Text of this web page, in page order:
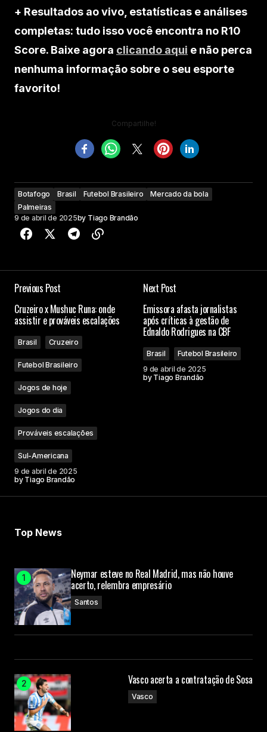
+ Resultados ao vivo, estatísticas e análises
completas: tudo isso você encontra no R10
Score. Baixe agora clicando aqui e não perca
nenhuma informação sobre o seu esporte
favorito!
Compartilhe!
Botafogo Brasil Futebol Brasileiro
Mercado da bola
Palmeiras
9 de abril de 2025by Tiago Brandão
Previous Post
Cruzeiro x Mushuc Runa: onde
assistir e prováveis escalações
Brasil Cruzeiro
Futebol Brasileiro
Jogos de hoje
Jogos do dia
Prováveis escalações
Sul-Americana
9 de abril de 2025
by Tiago Brandão
Next Post
Emissora afasta jornalistas
após críticas à gestão de
Ednaldo Rodrigues na CBF
Brasil
Futebol Brasileiro
9 de abril de 2025
by Tiago Brandão
Top News
Neymar esteve no Real Madrid, mas não houve
acerto, relembra empresário
Santos
Vasco acerta a contratação de Sosa
Vasco